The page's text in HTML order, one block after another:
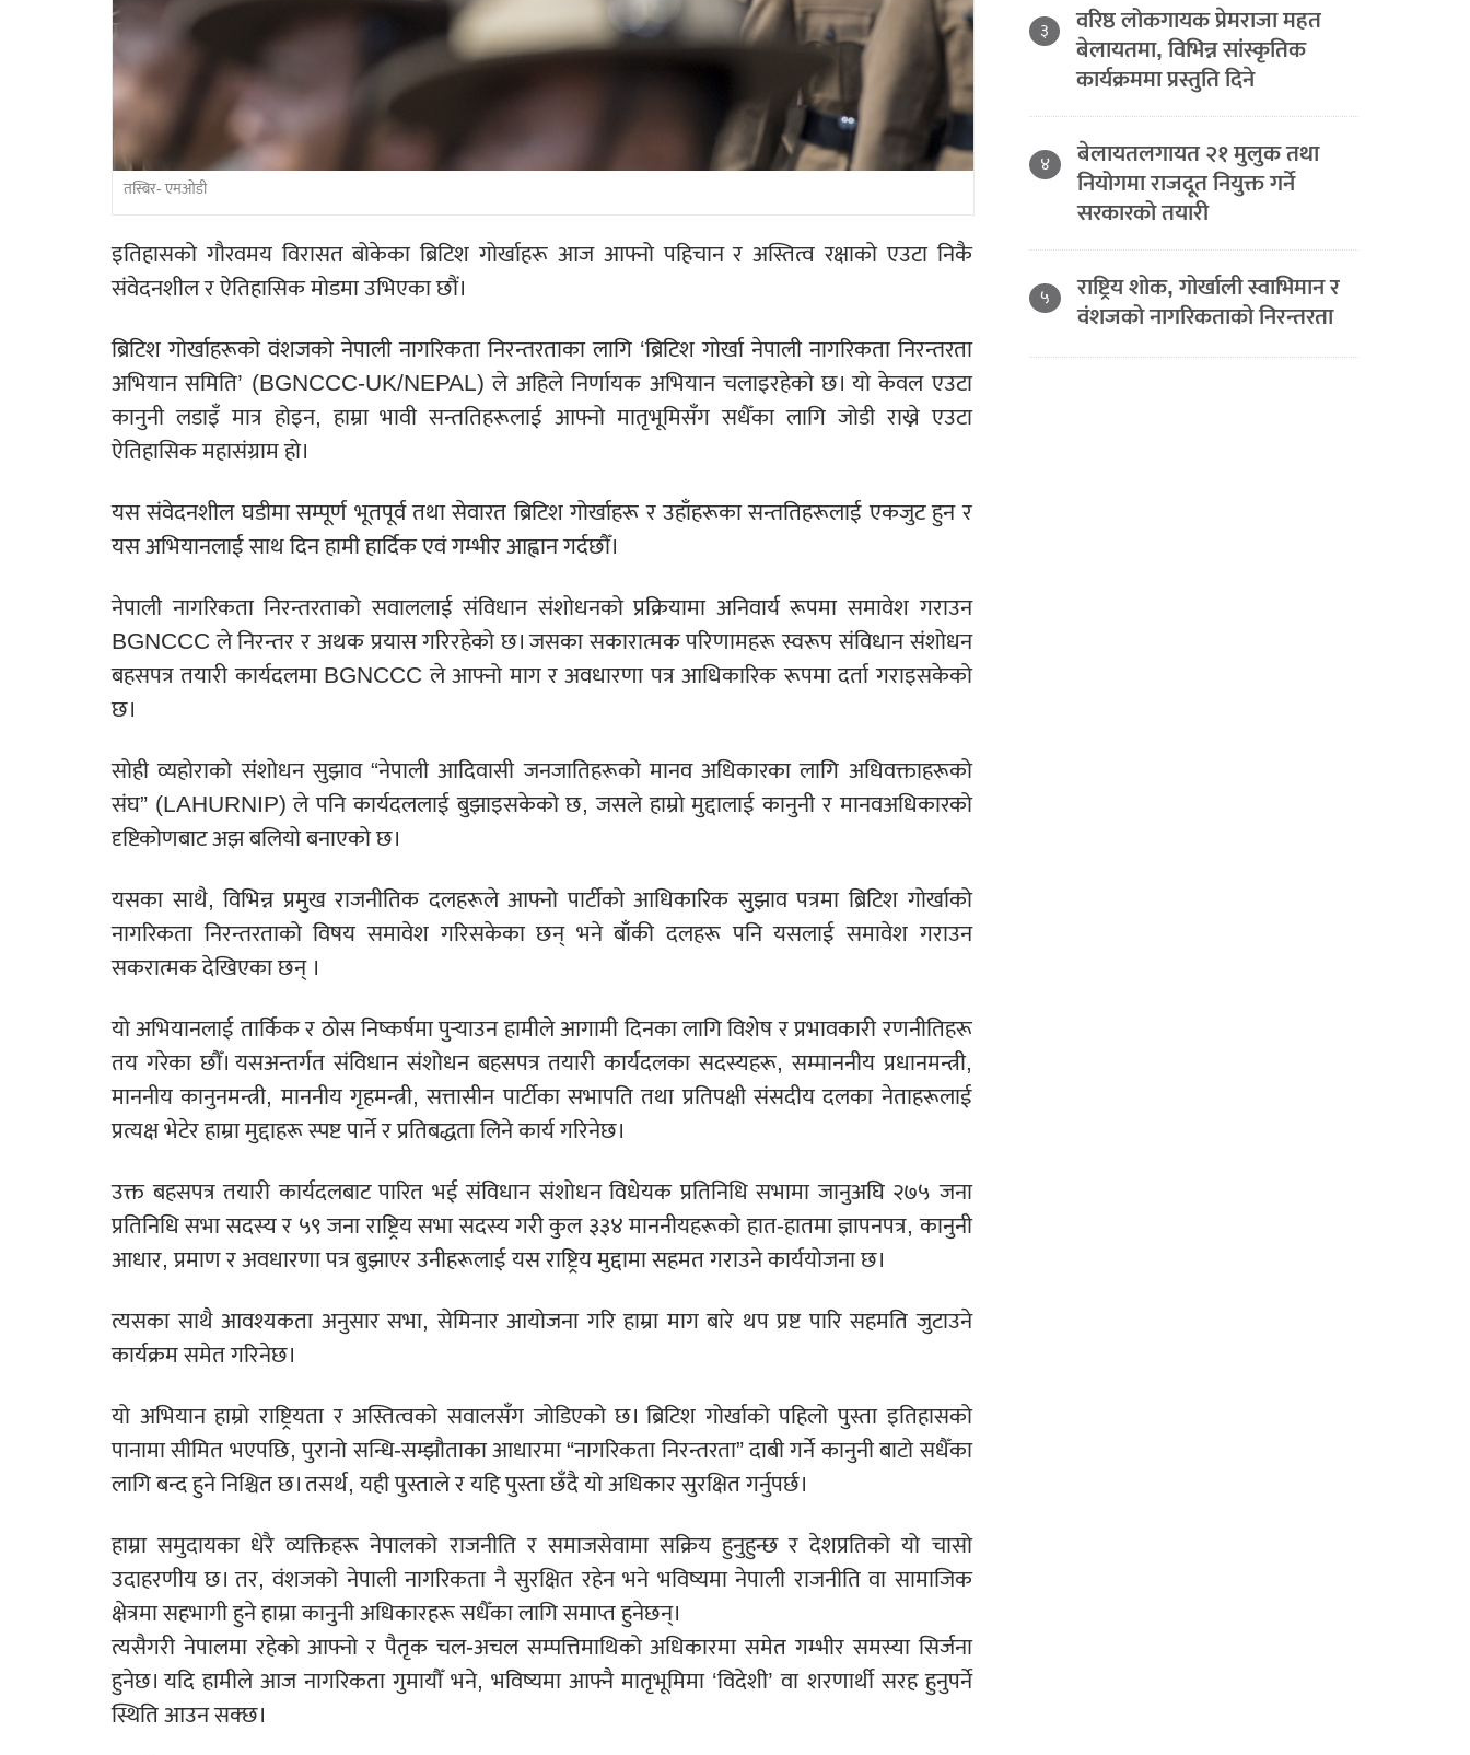
तस्बिर- एमओडी
इतिहासको गौरवमय विरासत बोकेका ब्रिटिश गोर्खाहरू आज आफ्नो पहिचान र अस्तित्व रक्षाको एउटा निकै
संवेदनशील र ऐतिहासिक मोडमा उभिएका छौं।
ब्रिटिश गोर्खाहरूको वंशजको नेपाली नागरिकता निरन्तरताका लागि ‘ब्रिटिश गोर्खा नेपाली नागरिकता निरन्तरता
अभियान समिति’ (BGNCCC-UK/NEPAL) ले अहिले निर्णायक अभियान चलाइरहेको छ। यो केवल एउटा
कानुनी लडाइँ मात्र होइन, हाम्रा भावी सन्ततिहरूलाई आफ्नो मातृभूमिसँग सधैँका लागि जोडी राख्ने एउटा
ऐतिहासिक महासंग्राम हो।
यस संवेदनशील घडीमा सम्पूर्ण भूतपूर्व तथा सेवारत ब्रिटिश गोर्खाहरू र उहाँहरूका सन्ततिहरूलाई एकजुट हुन र
यस अभियानलाई साथ दिन हामी हार्दिक एवं गम्भीर आह्वान गर्दछौँ।
नेपाली नागरिकता निरन्तरताको सवाललाई संविधान संशोधनको प्रक्रियामा अनिवार्य रूपमा समावेश गराउन
BGNCCC ले निरन्तर र अथक प्रयास गरिरहेको छ। जसका सकारात्मक परिणामहरू स्वरूप संविधान संशोधन
बहसपत्र तयारी कार्यदलमा BGNCCC ले आफ्नो माग र अवधारणा पत्र आधिकारिक रूपमा दर्ता गराइसकेको
छ।
सोही व्यहोराको संशोधन सुझाव “नेपाली आदिवासी जनजातिहरूको मानव अधिकारका लागि अधिवक्ताहरूको
संघ” (LAHURNIP) ले पनि कार्यदललाई बुझाइसकेको छ, जसले हाम्रो मुद्दालाई कानुनी र मानवअधिकारको
दृष्टिकोणबाट अझ बलियो बनाएको छ।
यसका साथै, विभिन्न प्रमुख राजनीतिक दलहरूले आफ्नो पार्टीको आधिकारिक सुझाव पत्रमा ब्रिटिश गोर्खाको
नागरिकता निरन्तरताको विषय समावेश गरिसकेका छन् भने बाँकी दलहरू पनि यसलाई समावेश गराउन
सकरात्मक देखिएका छन् ।
यो अभियानलाई तार्किक र ठोस निष्कर्षमा पुर्‍याउन हामीले आगामी दिनका लागि विशेष र प्रभावकारी रणनीतिहरू
तय गरेका छौँ। यसअन्तर्गत संविधान संशोधन बहसपत्र तयारी कार्यदलका सदस्यहरू, सम्माननीय प्रधानमन्त्री,
माननीय कानुनमन्त्री, माननीय गृहमन्त्री, सत्तासीन पार्टीका सभापति तथा प्रतिपक्षी संसदीय दलका नेताहरूलाई
प्रत्यक्ष भेटेर हाम्रा मुद्दाहरू स्पष्ट पार्ने र प्रतिबद्धता लिने कार्य गरिनेछ।
उक्त बहसपत्र तयारी कार्यदलबाट पारित भई संविधान संशोधन विधेयक प्रतिनिधि सभामा जानुअघि २७५ जना
प्रतिनिधि सभा सदस्य र ५९ जना राष्ट्रिय सभा सदस्य गरी कुल ३३४ माननीयहरूको हात-हातमा ज्ञापनपत्र, कानुनी
आधार, प्रमाण र अवधारणा पत्र बुझाएर उनीहरूलाई यस राष्ट्रिय मुद्दामा सहमत गराउने कार्ययोजना छ।
त्यसका साथै आवश्यकता अनुसार सभा, सेमिनार आयोजना गरि हाम्रा माग बारे थप प्रष्ट पारि सहमति जुटाउने
कार्यक्रम समेत गरिनेछ।
यो अभियान हाम्रो राष्ट्रियता र अस्तित्वको सवालसँग जोडिएको छ। ब्रिटिश गोर्खाको पहिलो पुस्ता इतिहासको
पानामा सीमित भएपछि, पुरानो सन्धि-सम्झौताका आधारमा “नागरिकता निरन्तरता” दाबी गर्ने कानुनी बाटो सधैँका
लागि बन्द हुने निश्चित छ। तसर्थ, यही पुस्ताले र यहि पुस्ता छँदै यो अधिकार सुरक्षित गर्नुपर्छ।
हाम्रा समुदायका धेरै व्यक्तिहरू नेपालको राजनीति र समाजसेवामा सक्रिय हुनुहुन्छ र देशप्रतिको यो चासो
उदाहरणीय छ। तर, वंशजको नेपाली नागरिकता नै सुरक्षित रहेन भने भविष्यमा नेपाली राजनीति वा सामाजिक
क्षेत्रमा सहभागी हुने हाम्रा कानुनी अधिकारहरू सधैँका लागि समाप्त हुनेछन्।
त्यसैगरी नेपालमा रहेको आफ्नो र पैतृक चल-अचल सम्पत्तिमाथिको अधिकारमा समेत गम्भीर समस्या सिर्जना
हुनेछ। यदि हामीले आज नागरिकता गुमायौँ भने, भविष्यमा आफ्नै मातृभूमिमा ‘विदेशी’ वा शरणार्थी सरह हुनुपर्ने
स्थिति आउन सक्छ।
३ वरिष्ठ लोकगायक प्रेमराजा महत
बेलायतमा, विभिन्न सांस्कृतिक
कार्यक्रममा प्रस्तुति दिने
४ बेलायतलगायत २१ मुलुक तथा
नियोगमा राजदूत नियुक्त गर्ने
सरकारको तयारी
५ राष्ट्रिय शोक, गोर्खाली स्वाभिमान र
वंशजको नागरिकताको निरन्तरता